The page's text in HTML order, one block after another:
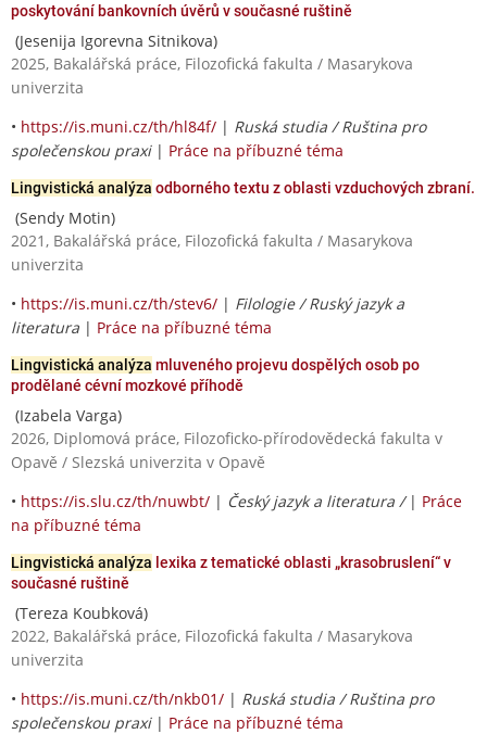
poskytování bankovních úvěrů v současné ruštině
(Jesenija Igorevna Sitnikova)
2025, Bakalářská práce, Filozofická fakulta / Masarykova
univerzita
• https://is.muni.cz/th/hl84f/ | Ruská studia / Ruština pro
společenskou praxi| Práce na příbuzné téma
Lingvistická analýza odborného textu z oblasti vzduchových zbraní.
(Sendy Motin)
2021, Bakalářská práce, Filozofická fakulta / Masarykova
univerzita
• https://is.muni.cz/th/stev6/ | Filologie / Ruský jazyk a
literatura | Práce na příbuzné téma
Lingvistická analýza mluveného projevu dospělých osob po
prodělané cévní mozkové příhodě
(Izabela Varga)
2026, Diplomová práce, Filozoficko-přírodovědecká fakulta v
Opavě / Slezská univerzita v Opavě
• https://is.slu.cz/th/nuwbt/ | Český jazyk a literatura / | Práce
na příbuzné téma
Lingvistická analýza lexika z tematické oblasti „krasobruslení“ v
současné ruštině
(Tereza Koubková)
2022, Bakalářská práce, Filozofická fakulta / Masarykova
univerzita
• https://is.muni.cz/th/nkb01/ | Ruská studia / Ruština pro
společenskou praxi| Práce na příbuzné téma